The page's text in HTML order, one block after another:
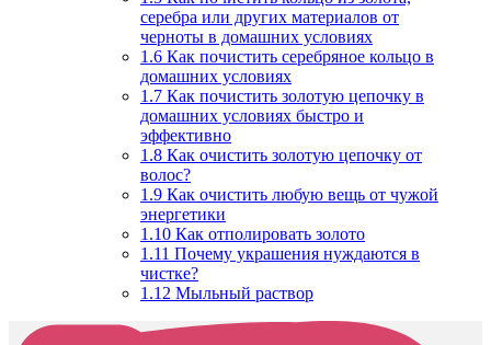
серебра или других материалов от
черноты в домашних условиях
1.6 Как почистить серебряное кольцо в
домашних условиях
1.7 Как почистить золотую цепочку в
домашних условиях быстро и
эффективно
1.8 Как очистить золотую цепочку от
волос?
1.9 Как очистить любую вещь от чужой
энергетики
1.10 Как отполировать золото
1.11 Почему украшения нуждаются в
чистке?
1.12 Мыльный раствор